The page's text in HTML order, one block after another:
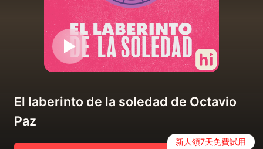
El laberinto de la soledad de Octavio
Paz
新人領7天免費試用